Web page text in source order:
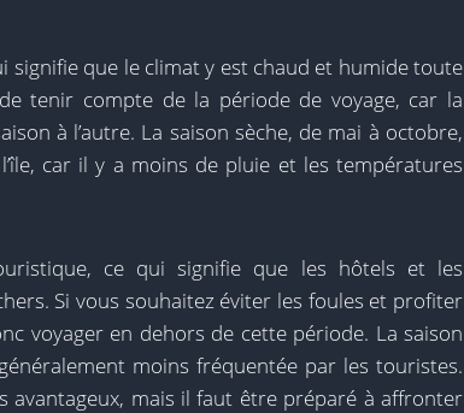
signifie que le climat y est chaud et humide toute
tenir compte de la période de voyage, car la
à l’autre. La saison sèche, de mai à octobre,
car il y a moins de pluie et les températures
ce qui signifie que les hôtels et les
Si vous souhaitez éviter les foules et profiter
voyager en dehors de cette période. La saison
moins fréquentée par les touristes.
avantageux, mais il faut être préparé à affronter